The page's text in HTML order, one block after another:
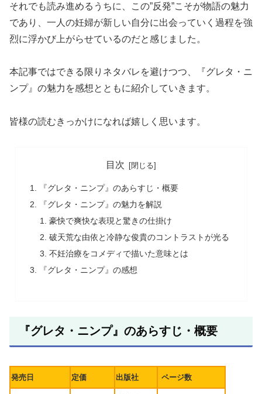
それでも読み進めるうちに、この”反発”こそが物語の魅力
であり、一人の妊婦が新しい自分に出会っていく過程を強
烈に浮かび上がらせているのだと感じました。
本記事ではできる限りネタバレを避けつつ、『グレタ・ニ
ンプ』の魅力を感想とともに紹介していきます。
皆様の読むきっかけになれば嬉しく思います。
目次
『グレタ・ニンプ』のあらすじ・概要
『グレタ・ニンプ』の魅力を解説
豪快で爽快な表現と驚きの仕掛け
破天荒な由依と冷静な俊貴のコントラストが光る
不妊治療をコメディで描いた意味とは
『グレタ・ニンプ』の感想
『グレタ・ニンプ』のあらすじ・概要
発売日 定価 出版社 ページ数